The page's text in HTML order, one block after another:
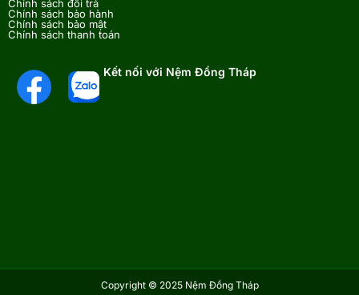
Chính sách đổi trả
Chính sách bảo hành
Chính sách bảo mật
Chính sách thanh toán
Kết nối với Nệm Đồng Tháp
Copyright © 2025 Nệm Đồng Tháp